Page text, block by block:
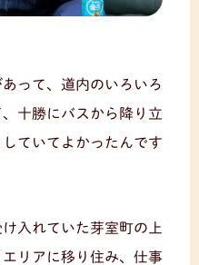
って、道内のいろいろ
十勝にバスから降り立
ていてよかったんです
入れていた芽室町の上
リアに移り住み、仕事